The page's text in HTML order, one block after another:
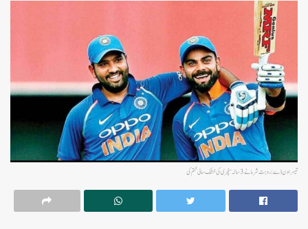
تیسرا ون ڈے: روہت شرما نے 3 سالہ سنچری کی خشک سالی ختم کی